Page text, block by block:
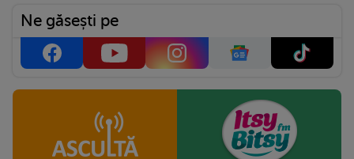
Ne găsești pe